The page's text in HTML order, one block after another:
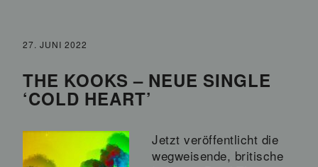
27. JUNI 2022
THE KOOKS – NEUE SINGLE
‘COLD HEART’
Jetzt veröffentlicht die
wegweisende, britische